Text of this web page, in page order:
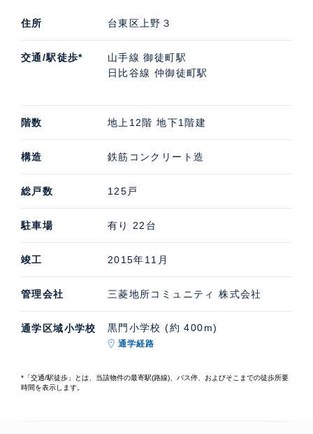
住所 台東区上野３
交通/駅徒歩*
山手線 御徒町駅
日比谷線 仲御徒町駅
階数 地上12階 地下1階建
構造 鉄筋コンクリート造
総戸数 125戸
駐車場 有り 22台
竣工 2015年11月
管理会社 三菱地所コミュニティ 株式会社
通学区域小学校 黒門小学校 (約 400m)
通学経路
*「交通/駅徒歩」とは、当該物件の最寄駅(路線)、バス停、およびそこまでの徒歩所要
時間を表示します。